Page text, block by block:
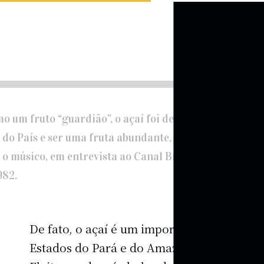
um fruto “guardião”, o açaí foi descrito assim por
País e ser uma fruta abundante, barata e nutritiva.
músico, em entrevista ao Canal Brasil, ao explicar a
De fato, o açaí é um importante fruto do
Estados do Pará e do Amazonas os